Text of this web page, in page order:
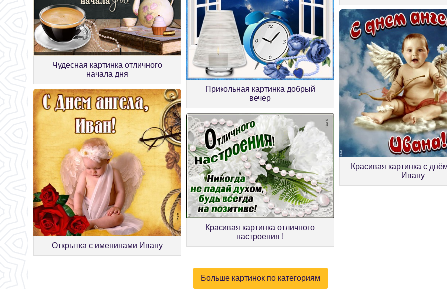
Чудесная картинка отличного
начала дня
Прикольная картинка добрый
вечер
Красивая картинка с
Ивану
Открытка с именинами Ивану
Красивая картинка отличного
настроения !
Больше картинок по категориям